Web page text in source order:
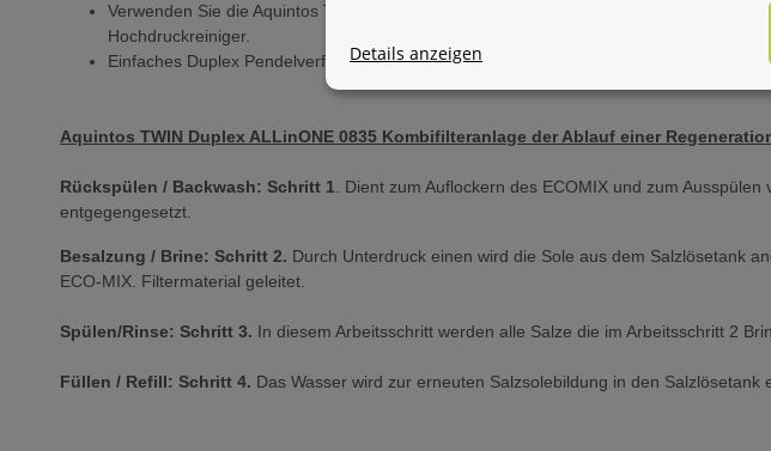
Verwenden Sie die Aquintos TWIN Duplex ALLinONE 0835 Kombifilteranlage mit
Hochdruckreiniger.
Einfaches Duplex Pendelverfahren, Ihnen steht 24 Stunden aufbereitetes Wasser Zur
Aquintos TWIN Duplex ALLinONE 0835 Kombifilteranlage der Ablauf einer
Rückspülen / Backwash: Schritt 1. Dient zum Auflockern des ECOMIX und zum
entgegengesetzt.
Besalzung / Brine: Schritt 2. Durch Unterdruck einen wird die Sole aus dem Salzlösetank
ECO-MIX. Filtermaterial geleitet.
Spülen/Rinse: Schritt 3. In diesem Arbeitsschritt werden alle Salze die im Arbeitsschritt 2
Füllen / Refill: Schritt 4. Das Wasser wird zur erneuten Salzsolebildung in den Salzlösetank
Details anzeigen